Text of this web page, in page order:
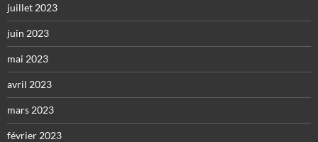
juillet 2023
juin 2023
mai 2023
avril 2023
mars 2023
février 2023